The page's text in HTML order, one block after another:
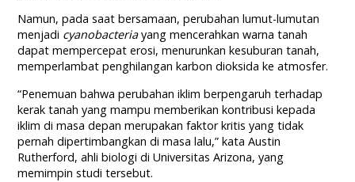
Namun, pada saat bersamaan, perubahan lumut-lumutan
menjadi cyanobacteriayang mencerahkan warna tanah
dapat mempercepat erosi, menurunkan kesuburan tanah,
memperlambat penghilangan karbon dioksida ke atmosfer.
“Penemuan bahwa perubahan iklim berpengaruh terhadap
kerak tanah yang mampu memberikan kontribusi kepada
iklim di masa depan merupakan faktor kritis yang tidak
pernah dipertimbangkan di masa lalu,” kata Austin
Rutherford, ahli biologi di Universitas Arizona, yang
memimpin studi tersebut.